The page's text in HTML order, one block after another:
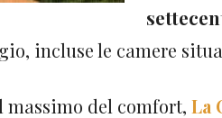
incluse le camere
massimo del comfort, La